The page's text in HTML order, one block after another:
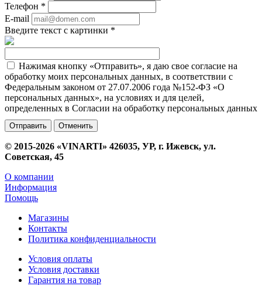
Телефон *
E-mail
Введите текст с картинки *
Нажимая кнопку «Отправить», я даю свое согласие на
обработку моих персональных данных, в соответствии с
Федеральным законом от 27.07.2006 года №152-ФЗ «О
персональных данных», на условиях и для целей,
определенных в Согласии на обработку персональных данных
Отменить
© 2015-2026 «VINARTI» 426035, УР, г. Ижевск, ул.
Советская, 45
О компании
Информация
Помощь
Магазины
Контакты
Политика конфиденциальности
Условия оплаты
Условия доставки
Гарантия на товар